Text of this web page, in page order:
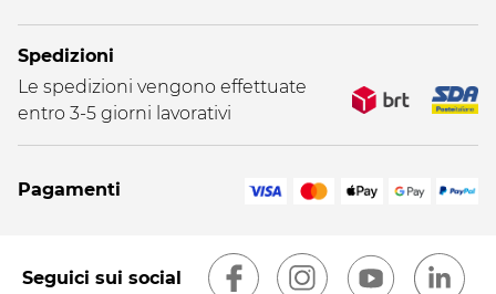
Spedizioni
Le spedizioni vengono effettuate
entro 3-5 giorni lavorativi
Pagamenti
Seguici sui social